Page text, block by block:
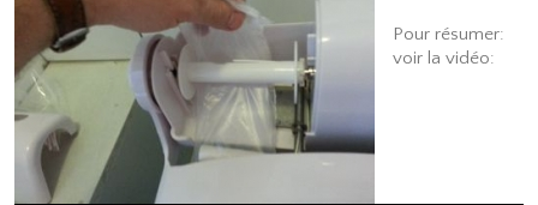
Pour résumer:
voir la vidéo: